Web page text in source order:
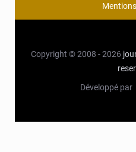
Copyright © 2008 - 2026
Développé par